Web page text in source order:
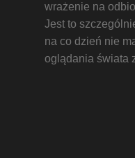
wrażenie na
Jest to
na co dzień nie
oglądania świata